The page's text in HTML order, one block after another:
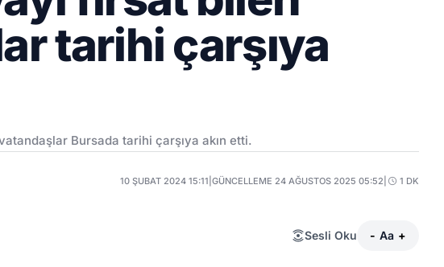
tarihi çarşıya
Bursada tarihi çarşıya akın etti.
10 ŞUBAT 2024 15:11 |GÜNCELLEME 24 AĞUSTOS 2025 05:52 1 DK
Sesli Oku - Aa +